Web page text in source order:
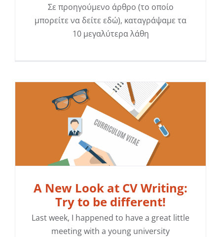
Σε προηγούμενο άρθρο (το οποίο
μπορείτε να δείτε εδώ), καταγράψαμε τα
10 μεγαλύτερα λάθη
A New Look at CV Writing:
Try to be different!
Last week, I happened to have a great little
meeting with a young university